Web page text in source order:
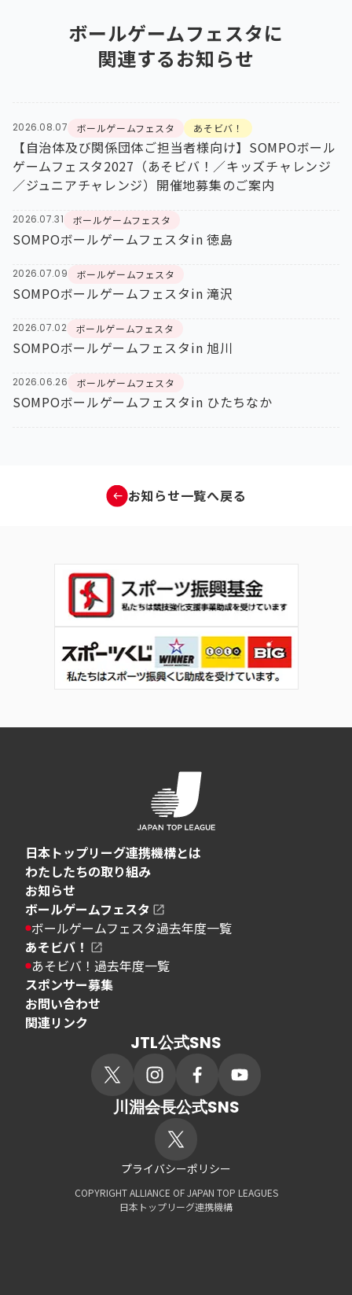
ボールゲームフェスタに
関連するお知らせ
2026.08.07 ボールゲームフェスタ あそビバ！
【自治体及び関係団体ご担当者様向け】SOMPOボール
ゲームフェスタ2027（あそビバ！／キッズチャレンジ
／ジュニアチャレンジ）開催地募集のご案内
2026.07.31 ボールゲームフェスタ
SOMPOボールゲームフェスタin 徳島
2026.07.09 ボールゲームフェスタ
SOMPOボールゲームフェスタin 滝沢
2026.07.02 ボールゲームフェスタ
SOMPOボールゲームフェスタin 旭川
2026.06.26 ボールゲームフェスタ
SOMPOボールゲームフェスタin ひたちなか
お知らせ一覧へ戻る
日本トップリーグ連携機構とは
わたしたちの取り組み
お知らせ
ボールゲームフェスタ
ボールゲームフェスタ過去年度一覧
あそビバ！
あそビバ！過去年度一覧
スポンサー募集
お問い合わせ
関連リンク
JTL公式SNS
川淵会長公式SNS
プライバシーポリシー
COPYRIGHT ALLIANCE OF JAPAN TOP LEAGUES
日本トップリーグ連携機構